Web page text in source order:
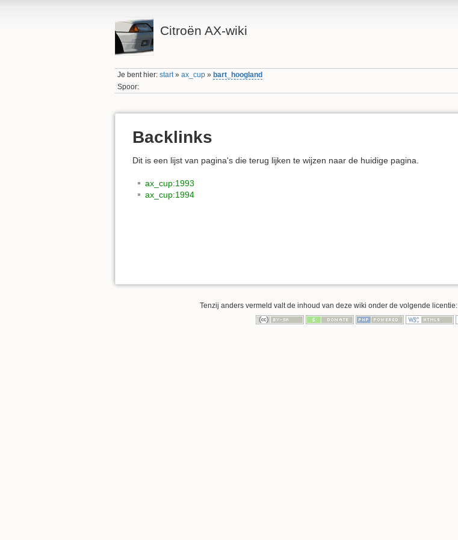
Citroën AX-wiki
Je bent hier:start»ax_cup » bart_hoogland
Spoor:
Backlinks
Dit is een lijst van pagina's die terug lijken te wijzen naar de huidige pagina.
ax_cup:1993
ax_cup:1994
Tenzij anders vermeld valt de inhoud van deze wiki onder de volgende licentie: